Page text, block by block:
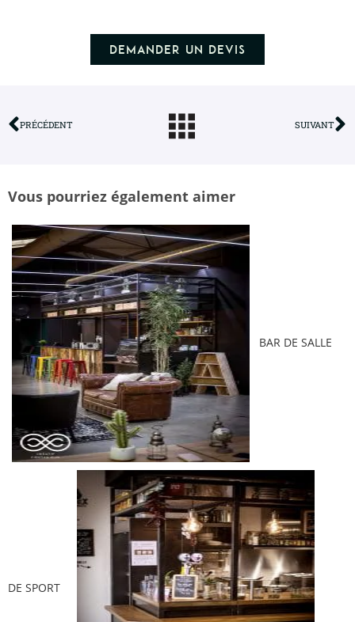
Demander un devis
PRÉCÉDENT SUIVANT
Vous pourriez également aimer
BAR DE SALLE
DE SPORT